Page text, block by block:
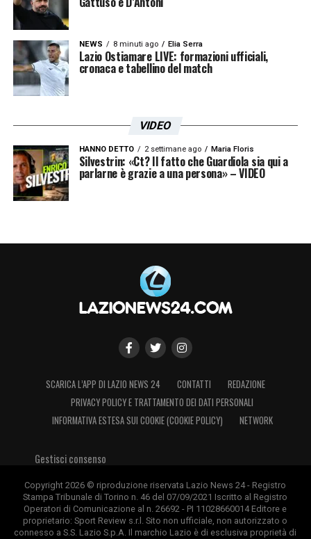
NEWS 8 minuti ago Elia Serra
Lazio Ostiamare LIVE: formazioni ufficiali,
cronaca e tabellino del match
VIDEO
HANNO DETTO 2 settimane ago Maria Floris
Silvestrin: «Ct? Il fatto che Guardiola sia qui a
parlarne è grazie a una persona» – VIDEO
SCARICA L’APP DI LAZIO NEWS 24 CONTATTI
REDAZIONE
PRIVACY POLICY E TRATTAMENTO DEI DATI PERSONALI
INFORMATIVA ESTESA SUI COOKIE (COOKIE POLICY)
NETWORK
Gestisci consenso
Copyright 2026 © riproduzione riservata Lazio News 24 - Registro
Stampa Tribunale di Torino n. 46 del 07/09/2021 Iscritto al Registro
Operatori di Comunicazione al n. 26692 - PI 11028660014 Editore e
proprietario: Sport Review s.r.l. Sito non ufficiale, non autorizzato o
connesso a S.S. Lazio S.p.A. Il marchio Lazio è di esclusiva proprietà di